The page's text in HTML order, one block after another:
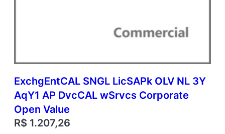
ExchgEntCAL SNGL LicSAPk OLV NL 3Y
AqY1 AP DvcCAL wSrvcs Corporate
Open Value
R$ 1.207,26